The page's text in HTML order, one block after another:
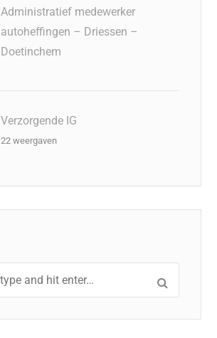
Administratief medewerker
autoheffingen – Driessen –
Doetinchem
Verzorgende IG
22 weergaven